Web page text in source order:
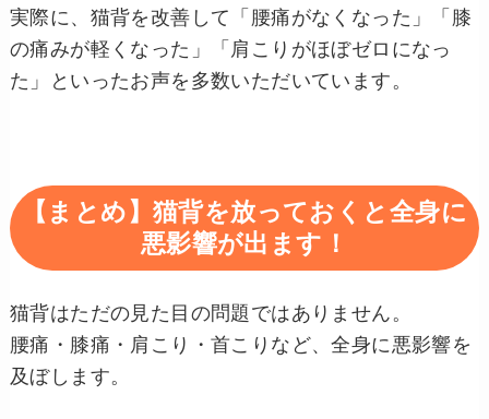
実際に、猫背を改善して「腰痛がなくなった」「膝
の痛みが軽くなった」「肩こりがほぼゼロになっ
た」といったお声を多数いただいています。
【まとめ】猫背を放っておくと全身に
悪影響が出ます！
猫背はただの見た目の問題ではありません。
腰痛・膝痛・肩こり・首こりなど、全身に悪影響を
及ぼします。